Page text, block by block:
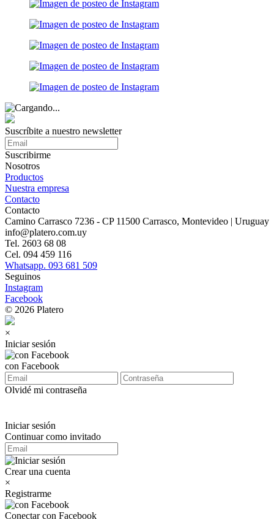
Suscríbite a nuestro newsletter
Suscribirme
Nosotros
Productos
Nuestra empresa
Contacto
Contacto
Camino Carrasco 7236 - CP 11500 Carrasco, Montevideo | Uruguay
info@platero.com.uy
Tel. 2603 68 08
Cel. 094 459 116
Whatsapp. 093 681 509
Seguinos
Instagram
Facebook
© 2026 Platero
×
Iniciar sesión
con Facebook
Olvidé mi contraseña
Iniciar sesión
Continuar como invitado
Crear una cuenta
×
Registrarme
Conectar con Facebook